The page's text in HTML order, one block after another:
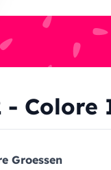
-
Groessen